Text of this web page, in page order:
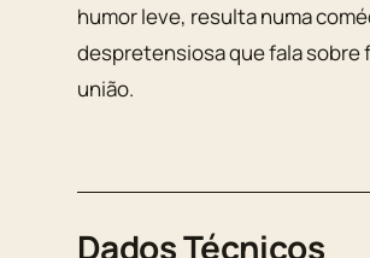
humor leve, resulta numa
despretensiosa que fala sobre
união.
Dados Técnicos